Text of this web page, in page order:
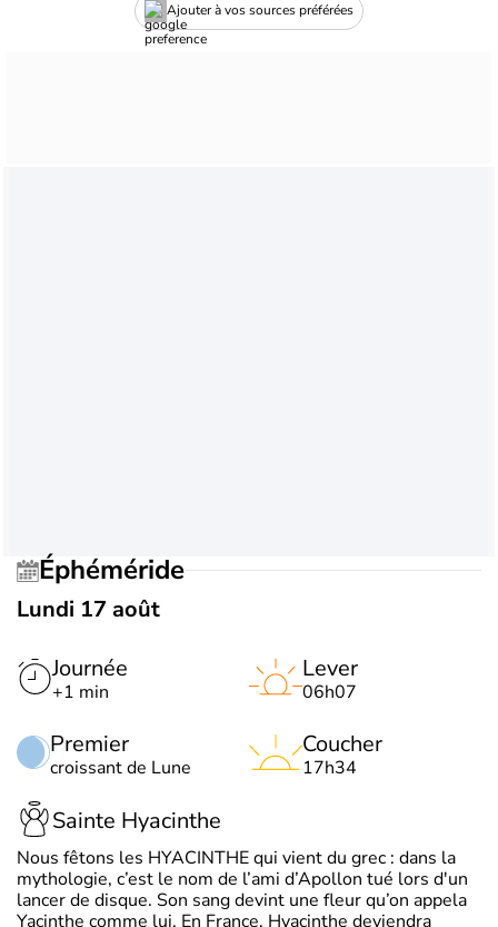
Ajouter à vos sources préférées
Éphéméride
Lundi 17 août
Journée
+1 min
Premier
croissant de Lune
Lever
06h07
Coucher
17h34
Sainte Hyacinthe
Nous fêtons les HYACINTHE qui vient du grec : dans la
mythologie, c’est le nom de l’ami d’Apollon tué lors d'un
lancer de disque. Son sang devint une fleur qu’on appela
Yacinthe comme lui. En France, Hyacinthe deviendra